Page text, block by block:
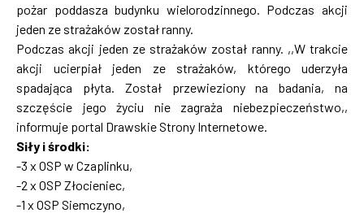
pożar poddasza budynku wielorodzinnego. Podczas akcji
jeden ze strażaków został ranny.
Podczas akcji jeden ze strażaków został ranny. ,,W trakcie
akcji ucierpiał jeden ze strażaków, którego uderzyła
spadająca płyta. Został przewieziony na badania, na
szczęście jego życiu nie zagraża niebezpieczeństwo,,
informuje portal Drawskie Strony Internetowe.
Siły i środki:
-3 x OSP w Czaplinku,
-2 x OSP Złocieniec,
-1 x OSP Siemczyno,